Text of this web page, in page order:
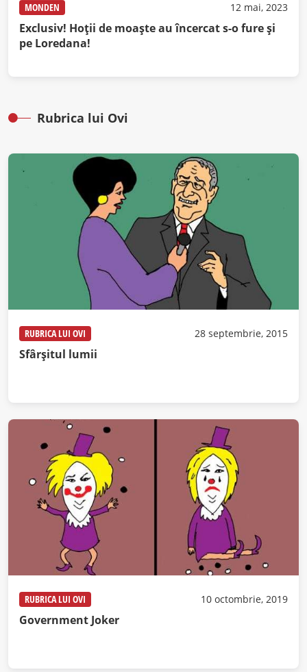
MONDEN 12 mai, 2023
Exclusiv! Hoții de moaște au încercat s-o fure și
pe Loredana!
Rubrica lui Ovi
RUBRICA LUI OVI 28 septembrie, 2015
Sfârșitul lumii
RUBRICA LUI OVI 10 octombrie, 2019
Government Joker